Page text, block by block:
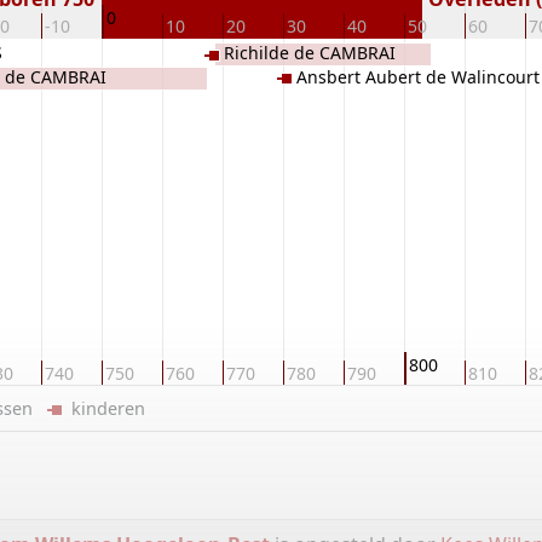
-10 0 10 20 30 40 50 60
740 750 760 770 780 790 800 810
CAMBRAI
Richilde de CAMBRAI
Ansbert Aubert de
kinderen